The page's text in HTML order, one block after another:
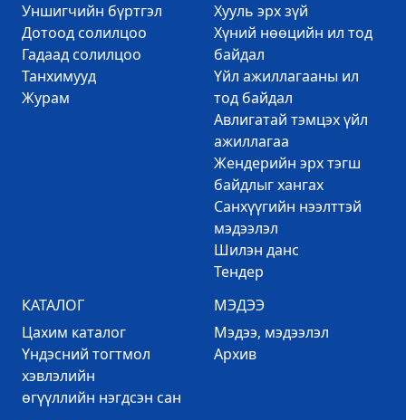
Уншигчийн бүртгэл
Дотоод солилцоо
Гадаад солилцоо
Танхимууд
Журам
Хууль эрх зүй
Хүний нөөцийн ил тод
байдал
Үйл ажиллагааны ил
тод байдал
Авлигатай тэмцэх үйл
ажиллагаа
Жендерийн эрх тэгш
байдлыг хангах
Санхүүгийн нээлттэй
мэдээлэл
Шилэн данс
Тендер
КАТАЛОГ
Цахим каталог
Үндэсний тогтмол
хэвлэлийн
өгүүллийн нэгдсэн сан
МЭДЭЭ
Mэдээ, мэдээлэл
Архив